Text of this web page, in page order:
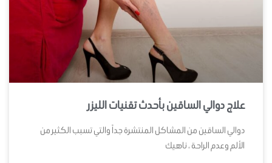
علاج دوالي الساقين بأحدث تقنيات الليزر
دوالي الساقين من المشاكل المنتشرة جداً والتي تسبب الكثير من
الألم وعدم الراحة ، ناهيك